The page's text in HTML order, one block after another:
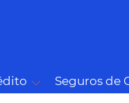
Seguros de